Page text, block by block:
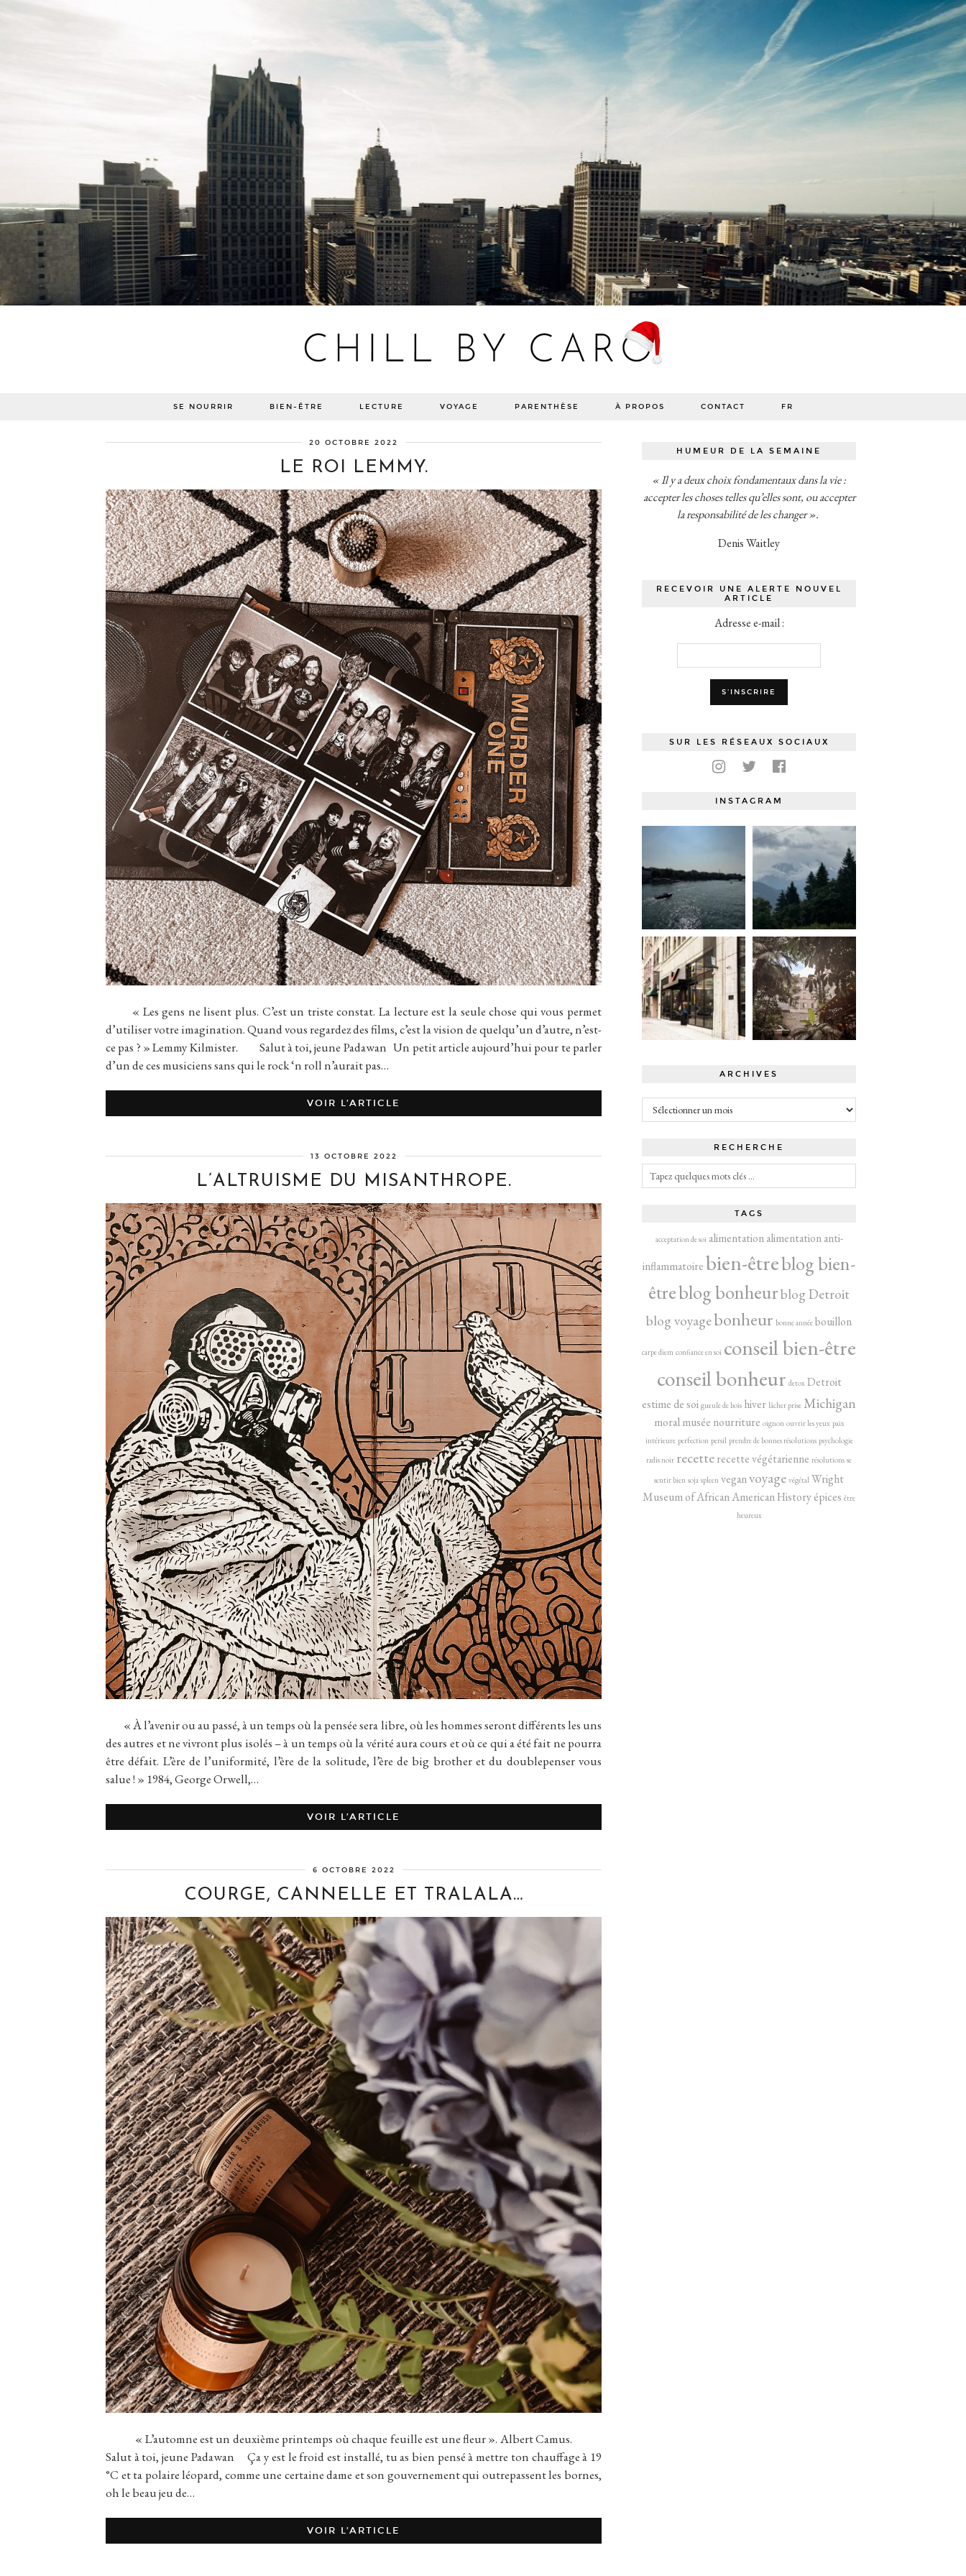
SE NOURRIR BIEN-ÊTRE LECTURE VOYAGE PARENTHÈSE À PROPOS CONTACT FR
20 OCTOBRE 2022
LE ROI LEMMY.
« Les gens ne lisent plus. C’est un triste constat. La lecture est la seule chose qui vous permet
d’utiliser votre imagination. Quand vous regardez des films, c’est la vision de quelqu’un d’autre, n’est-
ce pas ? » Lemmy Kilmister. Salut à toi, jeune Padawan Un petit article aujourd’hui pour te parler
d’un de ces musiciens sans qui le rock ‘n roll n’aurait pas…
VOIR L’ARTICLE
13 OCTOBRE 2022
L’ALTRUISME DU MISANTHROPE.
« À l’avenir ou au passé, à un temps où la pensée sera libre, où les hommes seront différents les uns
des autres et ne vivront plus isolés – à un temps où la vérité aura cours et où ce qui a été fait ne pourra
être défait. L’ère de l’uniformité, l’ère de la solitude, l’ère de big brother et du doublepenser vous
salue ! » 1984, George Orwell,…
VOIR L’ARTICLE
6 OCTOBRE 2022
COURGE, CANNELLE ET TRALALA…
« L’automne est un deuxième printemps où chaque feuille est une fleur ». Albert Camus.
Salut à toi, jeune Padawan Ça y est le froid est installé, tu as bien pensé à mettre ton chauffage à 19
°C et ta polaire léopard, comme une certaine dame et son gouvernement qui outrepassent les bornes,
oh le beau jeu de…
VOIR L’ARTICLE
HUMEUR DE LA SEMAINE
« Il y a deux choix fondamentaux dans la vie :
accepter les choses telles qu’elles sont, ou accepter
la responsabilité de les changer ».
Denis Waitley
RECEVOIR UNE ALERTE NOUVEL
ARTICLE
Adresse e-mail :
SUR LES RÉSEAUX SOCIAUX
INSTAGRAM
ARCHIVES
Archives
RECHERCHE
TAGS
acceptation de soi alimentation alimentation anti-
inflammatoirebien-êtreblog bien-
êtreblog bonheurblog Detroit
blog voyagebonheur bonne année bouillon
carpe diem confiance en soi conseil bien-être
conseil bonheur detox Detroit
estime de soi gueule de bois hiver lâcher prise Michigan
moral musée nourriture oignon ouvrir les yeux paix
intérieure perfection persil prendre de bonnes résolutions psychologie
radis noir recetterecette végétarienne résolutions se
sentir bien soja spleen veganvoyage végétal Wright
Museum of African American Historyépices être
heureux